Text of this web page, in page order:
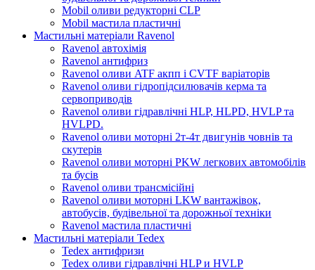
Mobil оливи редукторні CLP
Mobil мастила пластичні
Мастильні матеріали Ravenol
Ravenol автохімія
Ravenol антифриз
Ravenol оливи ATF акпп і CVTF варіаторів
Ravenol оливи гідропідсилювачів керма та
сервоприводів
Ravenol оливи гідравлічні HLP, HLPD, HVLP та
HVLPD.
Ravenol оливи моторні 2т-4т двигунів човнів та
скутерів
Ravenol оливи моторні PKW легкових автомобілів
та бусів
Ravenol оливи трансмісійні
Ravenol оливи моторні LKW вантажівок,
автобусів, будівельної та дорожньої техніки
Ravenol мастила пластичні
Мастильні матеріали Tedex
Tedex антифризи
Tedex оливи гідравлічні HLP и HVLP